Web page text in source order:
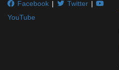
Facebook | Twitter|
YouTube